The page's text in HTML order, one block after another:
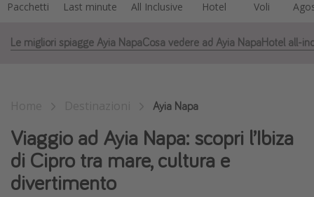
Pacchetti Last minute All Inclusive Hotel Voli
Albania
Grecia
Baleari
Le migliori spiagge Ayia NapaCosa vedere ad Ayia NapaHotel all-
Ayia Napa
Viaggio ad Ayia Napa: scopri l’Ibiza
di Cipro tra mare, cultura e
divertimento